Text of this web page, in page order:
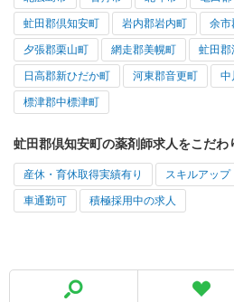
虻田郡倶知安町 岩内郡岩内町 余市
夕張郡栗山町 網走郡美幌町 虻田郡
日高郡新ひだか町 河東郡音更町 中
標津郡中標津町
虻田郡倶知安町の薬剤師求人をこだわ
産休・育休取得実績有り スキルアップ
車通勤可 積極採用中の求人